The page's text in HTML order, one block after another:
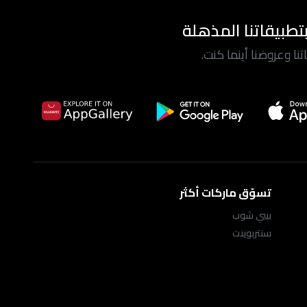
المذهلة
وعروضنا أينما كنت.
تسوّق ماركات أكثر
بيبي شوب
سنتربوينت